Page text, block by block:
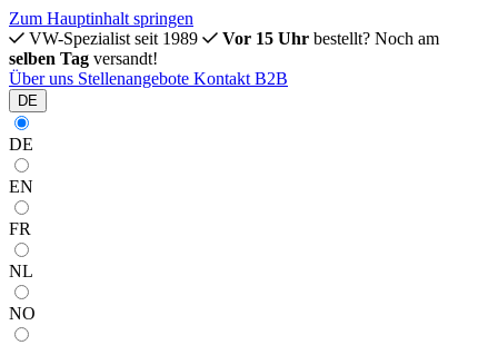
Zum Hauptinhalt springen
VW-Spezialist seit 1989
Vor 15 Uhr bestellt? Noch am
selben Tag versandt!
Über uns Stellenangebote Kontakt B2B
DE
DE
EN
FR
NL
NO